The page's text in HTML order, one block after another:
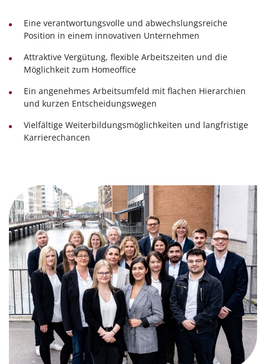
Eine verantwortungsvolle und abwechslungsreiche
Position in einem innovativen Unternehmen
Attraktive Vergütung, flexible Arbeitszeiten und die
Möglichkeit zum Homeoffice
Ein angenehmes Arbeitsumfeld mit flachen Hierarchien
und kurzen Entscheidungswegen
Vielfältige Weiterbildungsmöglichkeiten und langfristige
Karrierechancen